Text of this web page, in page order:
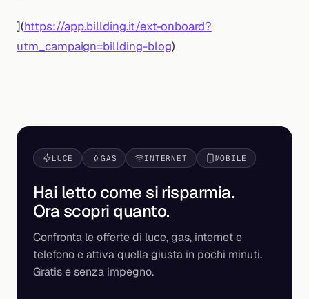
](https://app.billding.it/ext-onboard?
utm_campaign=billding-blog)
LUCE GAS INTERNET MOBILE
Hai letto come si risparmia.
Ora scopri quanto.
Confronta le offerte di luce, gas, internet e
telefono e attiva quella giusta in pochi minuti.
Gratis e senza impegno.